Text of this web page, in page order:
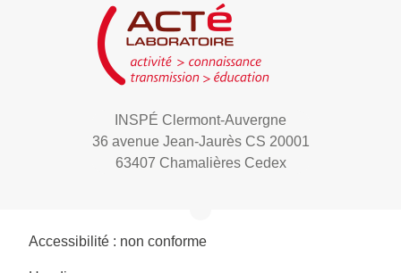
INSPÉ Clermont-Auvergne
36 avenue Jean-Jaurès CS 20001
63407 Chamalières Cedex
Accessibilité : non conforme